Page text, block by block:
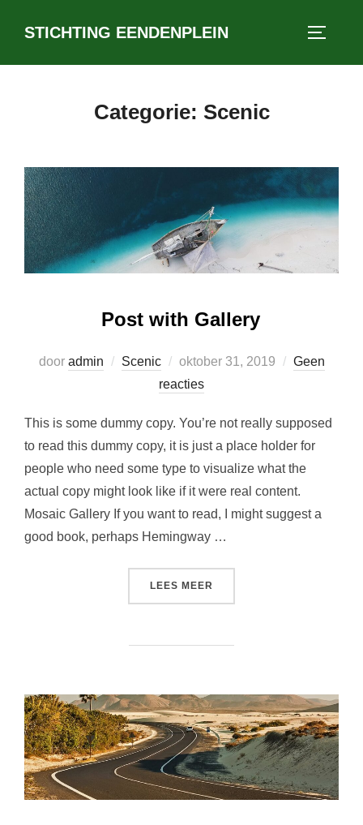
naarSTICHTING EENDENPLEIN
Categorie: Scenic
Post with Gallery
door admin Scenic
Geplaatst
op
oktober 31, 2019
Geen
reacties
This is some dummy copy. You’re not really supposed
to read this dummy copy, it is just a place holder for
people who need some type to visualize what the
actual copy might look like if it were real content.
Mosaic Gallery If you want to read, I might suggest a
good book, perhaps Hemingway …
LEES MEER